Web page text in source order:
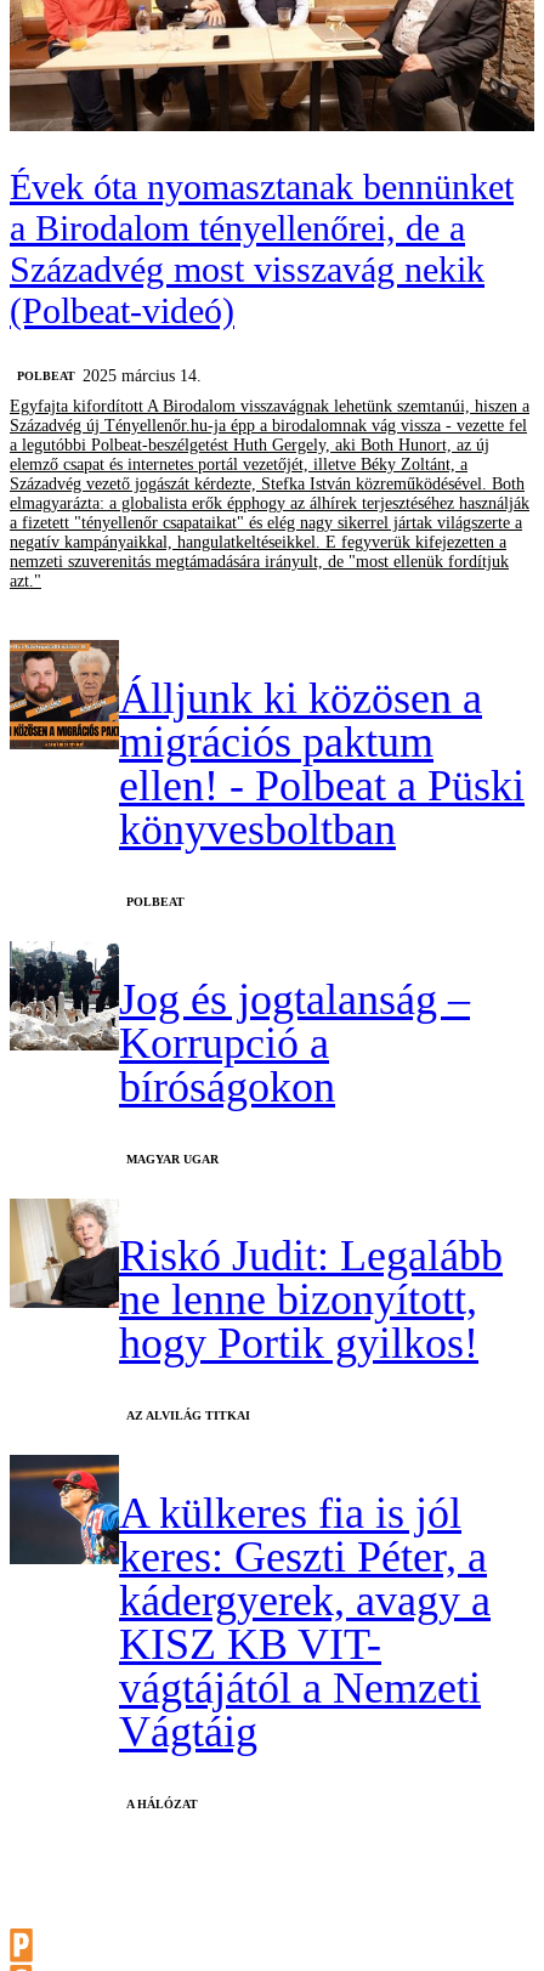
Évek óta nyomasztanak bennünket
a Birodalom tényellenőrei, de a
Századvég most visszavág nekik
(Polbeat-videó)
‎POLBEAT 2025 március 14.
Egyfajta kifordított A Birodalom visszavágnak lehetünk szemtanúi, hiszen a
Századvég új Tényellenőr.hu-ja épp a birodalomnak vág vissza - vezette fel
a legutóbbi Polbeat-beszélgetést Huth Gergely, aki Both Hunort, az új
elemző csapat és internetes portál vezetőjét, illetve Béky Zoltánt, a
Századvég vezető jogászát kérdezte, Stefka István közreműködésével. Both
elmagyarázta: a globalista erők épphogy az álhírek terjesztéséhez használják
a fizetett "tényellenőr csapataikat" és elég nagy sikerrel jártak világszerte a
negatív kampányaikkal, hangulatkeltéseikkel. E fegyverük kifejezetten a
nemzeti szuverenitás megtámadására irányult, de "most ellenük fordítjuk
azt."
Álljunk ki közösen a
migrációs paktum
ellen! - Polbeat a Püski
könyvesboltban
‎POLBEAT
Jog és jogtalanság –
Korrupció a
bíróságokon
MAGYAR UGAR
Riskó Judit: Legalább
ne lenne bizonyított,
hogy Portik gyilkos!
AZ ALVILÁG TITKAI
A külkeres fia is jól
keres: Geszti Péter, a
kádergyerek, avagy a
KISZ KB VIT-
vágtájától a Nemzeti
Vágtáig
A HÁLÓZAT